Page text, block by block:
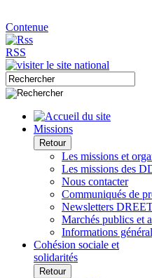
Contenue
RSS
Missions
Retour
Les missions et
Les missions des
Nous contacter
Communiqués de
Newsletters
Marchés publics et
Informations
Cohésion sociale et
solidarités
Retour